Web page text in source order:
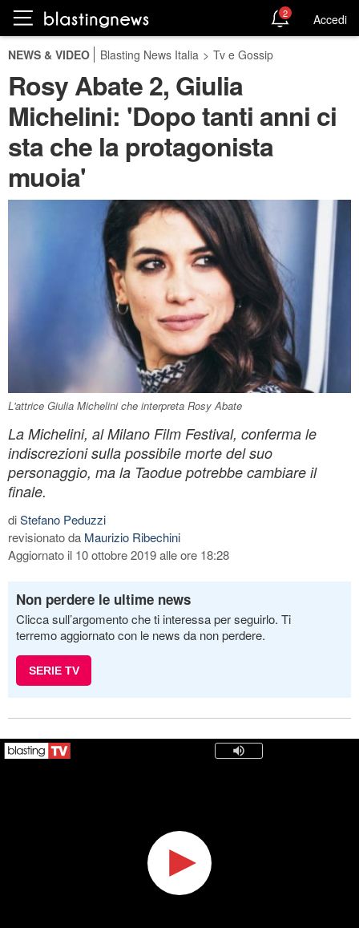
2 Accedi
NEWS & VIDEO Blasting News Italia > Tv e Gossip
Rosy Abate 2, Giulia
Michelini: 'Dopo tanti anni ci
sta che la protagonista
muoia'
L'attrice Giulia Michelini che interpreta Rosy Abate
La Michelini, al Milano Film Festival, conferma le
indiscrezioni sulla possibile morte del suo
personaggio, ma la Taodue potrebbe cambiare il
finale.
diStefano Peduzzi
revisionato da Maurizio Ribechini
Aggiornato il 10 ottobre 2019 alle ore 18:28
Non perdere le ultime news
Clicca sull’argomento che ti interessa per seguirlo. Ti
terremo aggiornato con le news da non perdere.
SERIE TV